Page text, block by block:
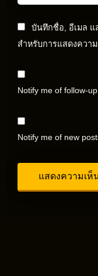
บันทึกชื่อ, อีเมล แ
สำหรับการแสดงความ
Notify me of follow-
Notify me of new